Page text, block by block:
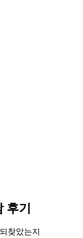
후기
되 찾았는지